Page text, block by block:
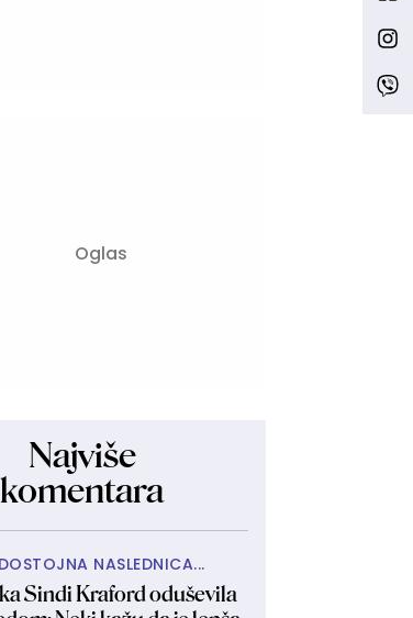
Najviše
komentara
DOSTOJNA NASLEDNICA...
Sindi Kraford oduševila